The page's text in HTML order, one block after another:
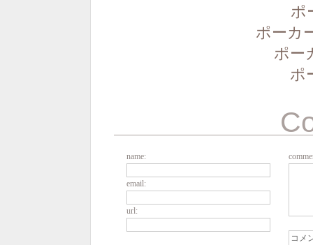
ポ
ポーカ
ポー
ポ
name:
email:
url: